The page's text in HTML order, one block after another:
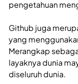
pengetahuan
Github juga
yang
Merangkap
layaknya dunia
diseluruh dunia.